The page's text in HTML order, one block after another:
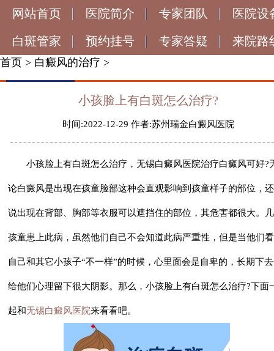
网站首页 医院简介 专家团队 医院设
白斑管家 预约挂号 专家答疑 来院路
首页 > 白癜风的治疗 >
小孩脸上有白斑怎么治疗?
时间:2022-12-29 作者:苏州瑞金白癜风医院
小孩脸上有白斑怎么治疗，无锡白癜风医院治疗白癜风可好?
论白癜风是出现在孩童脸部这种会直观影响到孩童样子的部位，
说出现在背部、胸部等衣服可以遮挡住的部位，其危害都很大。
孩童患上此病，虽然他们自己不会知道此病严重性，但是当他们
自己和其它小孩子“不一样”的时候，心里面会是自卑的，长期下
给他们心理留下很大阴影。那么， 小孩脸上有白斑怎么治疗?下面
起和无锡白癜风医院来看看吧。